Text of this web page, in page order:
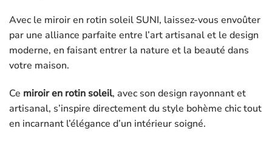
Avec le miroir en rotin soleil SUNI, laissez-vous envoûter
par une alliance parfaite entre l’art artisanal et le design
moderne, en faisant entrer la nature et la beauté dans
votre maison.
Ce miroir en rotin soleil, avec son design rayonnant et
artisanal, s’inspire directement du style bohème chic tout
en incarnant l’élégance d’un intérieur soigné.